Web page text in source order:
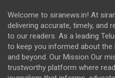
Welcome to siranews.in! At
delivering accurate, timely, and
to our readers. As a leading
to keep you informed about the
and beyond. Our Mission Our
trustworthy platform where